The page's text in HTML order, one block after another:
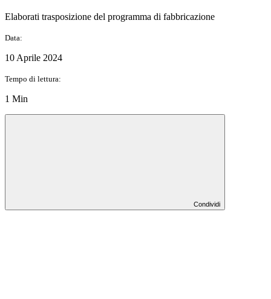
Elaborati trasposizione del programma di fabbricazione
Data:
10 Aprile 2024
Tempo di lettura:
1 Min
Condividi